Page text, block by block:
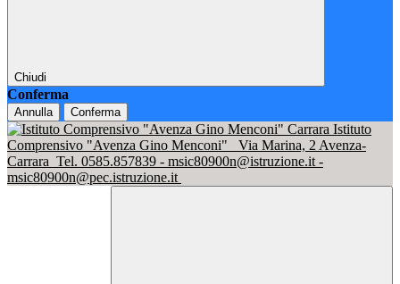
Chiudi
Conferma
Annulla Conferma
Istituto
Comprensivo "Avenza Gino Menconi"
Via Marina, 2 Avenza-
Carrara Tel. 0585.857839 - msic80900n@istruzione.it -
msic80900n@pec.istruzione.it